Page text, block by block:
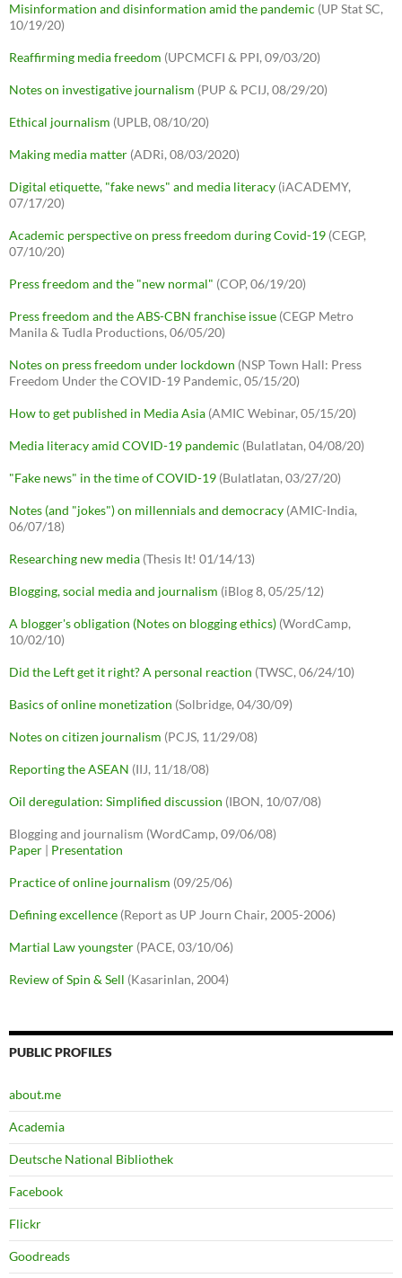
Misinformation and disinformation amid the pandemic (UP Stat SC,
10/19/20)
Reaffirming media freedom (UPCMCFI & PPI, 09/03/20)
Notes on investigative journalism (PUP & PCIJ, 08/29/20)
Ethical journalism (UPLB, 08/10/20)
Making media matter (ADRi, 08/03/2020)
Digital etiquette, "fake news" and media literacy (iACADEMY,
07/17/20)
Academic perspective on press freedom during Covid-19 (CEGP,
07/10/20)
Press freedom and the "new normal" (COP, 06/19/20)
Press freedom and the ABS-CBN franchise issue (CEGP Metro
Manila & Tudla Productions, 06/05/20)
Notes on press freedom under lockdown (NSP Town Hall: Press
Freedom Under the COVID-19 Pandemic, 05/15/20)
How to get published in Media Asia (AMIC Webinar, 05/15/20)
Media literacy amid COVID-19 pandemic (Bulatlatan, 04/08/20)
"Fake news" in the time of COVID-19 (Bulatlatan, 03/27/20)
Notes (and "jokes") on millennials and democracy (AMIC-India,
06/07/18)
Researching new media (Thesis It! 01/14/13)
Blogging, social media and journalism (iBlog 8, 05/25/12)
A blogger's obligation (Notes on blogging ethics) (WordCamp,
10/02/10)
Did the Left get it right? A personal reaction (TWSC, 06/24/10)
Basics of online monetization (Solbridge, 04/30/09)
Notes on citizen journalism (PCJS, 11/29/08)
Reporting the ASEAN (IIJ, 11/18/08)
Oil deregulation: Simplified discussion (IBON, 10/07/08)
Blogging and journalism (WordCamp, 09/06/08)
Paper | Presentation
Practice of online journalism (09/25/06)
Defining excellence (Report as UP Journ Chair, 2005-2006)
Martial Law youngster (PACE, 03/10/06)
Review of Spin & Sell (Kasarinlan, 2004)
PUBLIC PROFILES
about.me
Academia
Deutsche National Bibliothek
Facebook
Flickr
Goodreads